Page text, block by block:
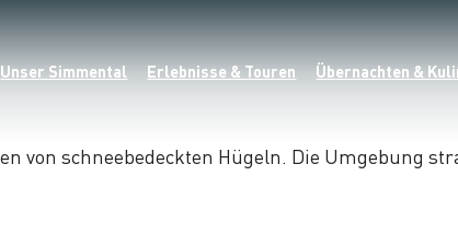
Unser Simmental Erlebnisse & Touren Übernachten &